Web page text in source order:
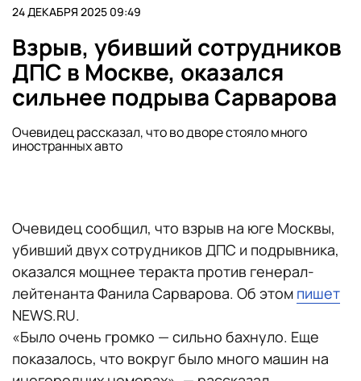
24 ДЕКАБРЯ 2025 09:49
Взрыв, убивший сотрудников
ДПС в Москве, оказался
сильнее подрыва Сарварова
Очевидец рассказал, что во дворе стояло много
иностранных авто
Очевидец сообщил, что взрыв на юге Москвы,
убивший двух сотрудников ДПС и подрывника,
оказался мощнее теракта против генерал-
лейтенанта Фанила Сарварова. Об этом пишет
NEWS.RU.
«Было очень громко — сильно бахнуло. Еще
показалось, что вокруг было много машин на